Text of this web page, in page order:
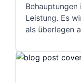
Behauptungen
Leistung. Es
als überlegen